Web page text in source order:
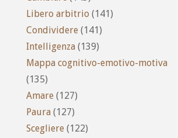
Libero arbitrio (141)
Condividere (141)
Intelligenza (139)
Mappa cognitivo-emotivo-motiva
(135)
Amare (127)
Paura (127)
Scegliere (122)